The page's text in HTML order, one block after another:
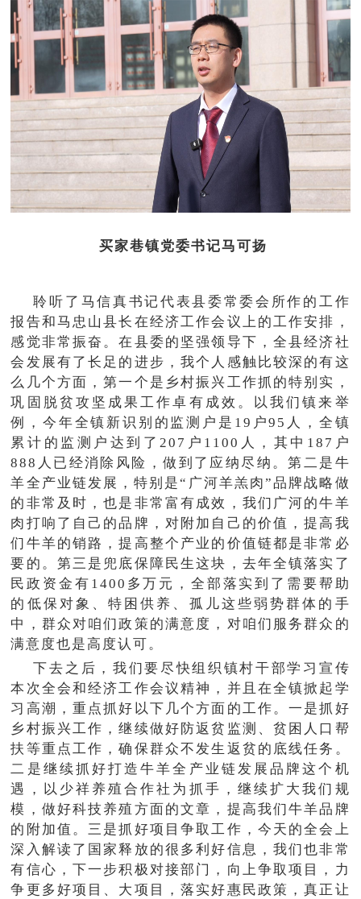
买家巷镇党委书记马可扬
聆听了马信真书记代表县委常委会所作的工作
报告和马忠山县长在经济工作会议上的工作安排，
感觉非常振奋。在县委的坚强领导下，全县经济社
会发展有了长足的进步，我个人感触比较深的有这
么几个方面，第一个是乡村振兴工作抓的特别实，
巩固脱贫攻坚成果工作卓有成效。以我们镇来举
例，今年全镇新识别的监测户是19户95人，全镇
累计的监测户达到了207户1100人，其中187户
888人已经消除风险，做到了应纳尽纳。第二是牛
羊全产业链发展，特别是“广河羊羔肉”品牌战略做
的非常及时，也是非常富有成效，我们广河的牛羊
肉打响了自己的品牌，对附加自己的价值，提高我
们牛羊的销路，提高整个产业的价值链都是非常必
要的。第三是兜底保障民生这块，去年全镇落实了
民政资金有1400多万元，全部落实到了需要帮助
的低保对象、特困供养、孤儿这些弱势群体的手
中，群众对咱们政策的满意度，对咱们服务群众的
满意度也是高度认可。
下去之后，我们要尽快组织镇村干部学习宣传
本次全会和经济工作会议精神，并且在全镇掀起学
习高潮，重点抓好以下几个方面的工作。一是抓好
乡村振兴工作，继续做好防返贫监测、贫困人口帮
扶等重点工作，确保群众不发生返贫的底线任务。
二是继续抓好打造牛羊全产业链发展品牌这个机
遇，以少祥养殖合作社为抓手，继续扩大我们规
模，做好科技养殖方面的文章，提高我们牛羊品牌
的附加值。三是抓好项目争取工作，今天的全会上
深入解读了国家释放的很多利好信息，我们也非常
有信心，下一步积极对接部门，向上争取项目，力
争更多好项目、大项目，落实好惠民政策，真正让